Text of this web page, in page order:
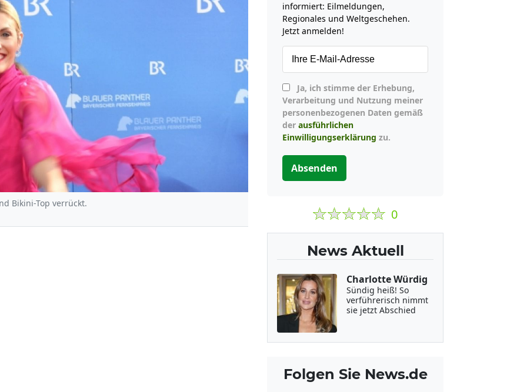
Bikini-Top verrückt.
informiert: Eilmeldungen,
Regionales und Weltgeschehen.
Jetzt anmelden!
Verarbeitung und Nutzung meiner
personenbezogenen Daten gemäß
der ausführlichen
Einwilligungserklärung zu.
Absenden
0
News Aktuell
Charlotte Würdig
Sündig heiß! So
verführerisch nimmt
sie jetzt Abschied
Folgen Sie News.de